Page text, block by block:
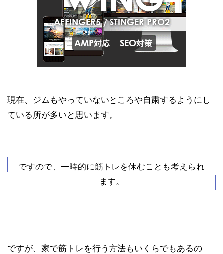
現在、ジムもやっていないところや自粛するようにし
ている所が多いと思います。
ですので、一時的に筋トレを休むことも考えられ
ます。
ですが、家で筋トレを行う方法もいくらでもあるの